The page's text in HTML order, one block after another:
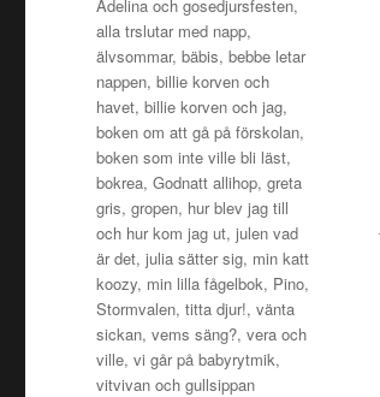
Adelina och gosedjursfesten,
alla trslutar med napp,
älvsommar,bäbis,bebbe letar
nappen,billie korven och
havet,billie korven och jag,
boken om att gå på förskolan,
boken som inte ville bli läst,
bokrea,Godnatt allihop,greta
gris,gropen, hur blev jag till
och hur kom jag ut,julen vad
är det,julia sätter sig, min katt
koozy, min lilla fågelbok, Pino,
Stormvalen,titta djur!,vänta
sickan,vems säng?,vera och
ville,vi går på babyrytmik,
vitvivan och gullsippan